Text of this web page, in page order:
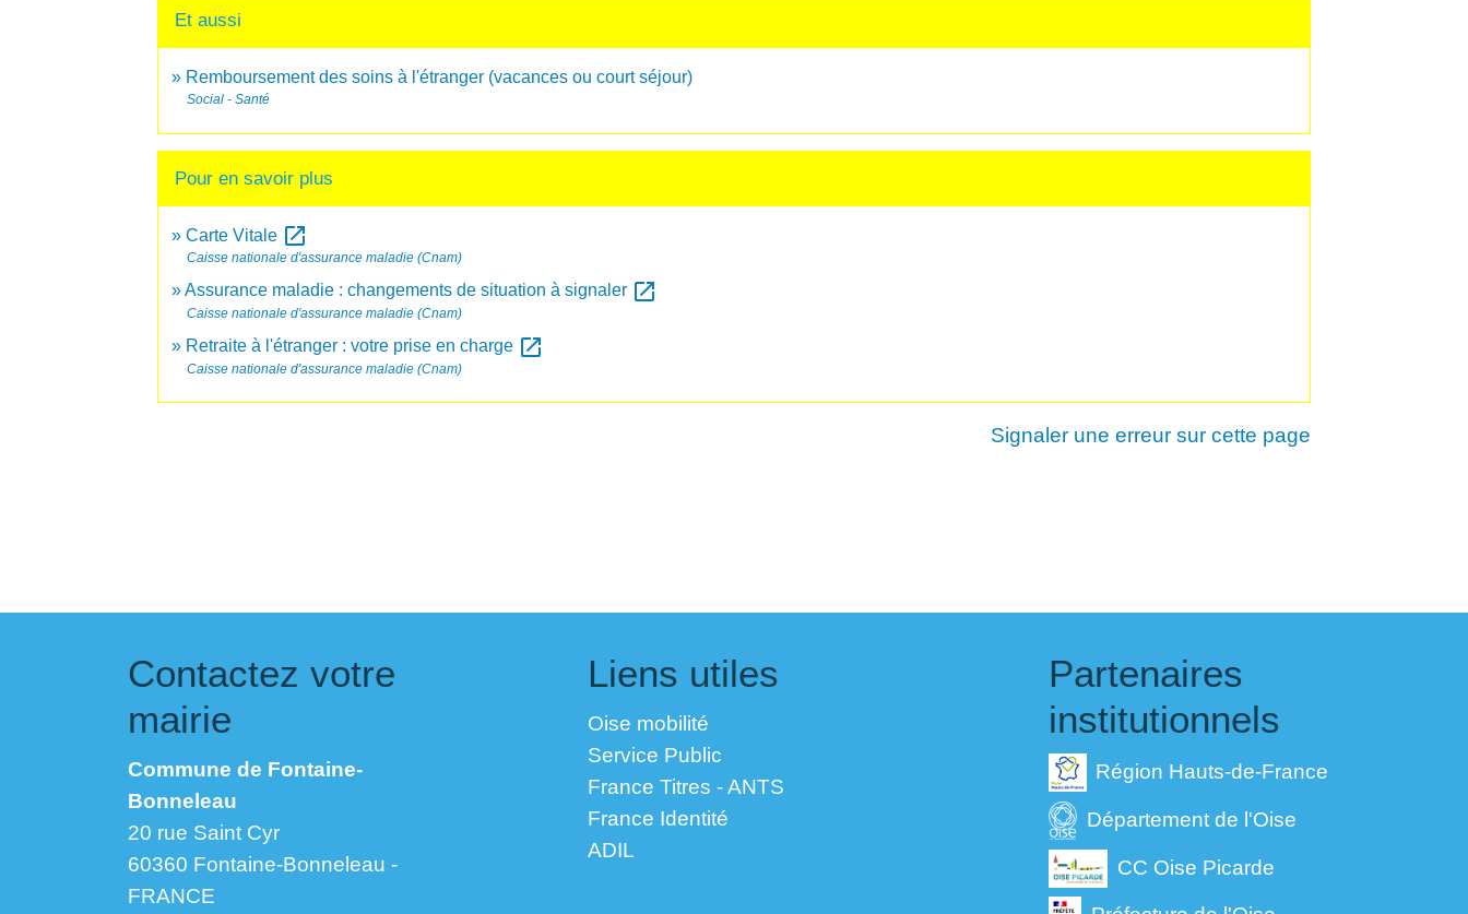
Et aussi
Remboursement des soins à l'étranger (vacances ou court séjour)
Social - Santé
Pour en savoir plus
Carte Vitale open_in_new
Caisse nationale d'assurance maladie (Cnam)
Assurance maladie : changements de situation à signaler open_in_new
Caisse nationale d'assurance maladie (Cnam)
Retraite à l'étranger : votre prise en charge open_in_new
Caisse nationale d'assurance maladie (Cnam)
Signaler une erreur sur cette page
Contactez votre
mairie
Commune de Fontaine-
Bonneleau
20 rue Saint Cyr
60360 Fontaine-Bonneleau -
FRANCE
Liens utiles
Oise mobilité
Service Public
France Titres - ANTS
France Identité
ADIL
Partenaires
institutionnels
Région Hauts-de-France
Département de l'Oise
CC Oise Picarde